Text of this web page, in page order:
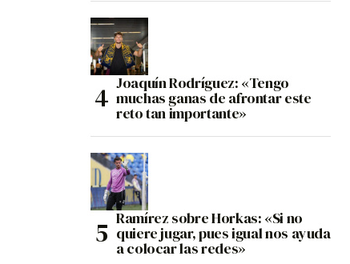
Joaquín Rodríguez: «Tengo
muchas ganas de afrontar este
reto tan importante»
Ramírez sobre Horkas: «Si no
quiere jugar, pues igual nos ayuda
a colocar las redes»